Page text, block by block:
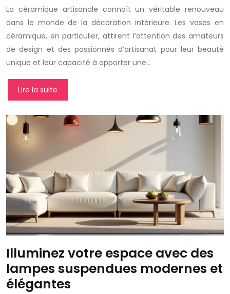
La céramique artisanale connaît un véritable renouveau
dans le monde de la décoration intérieure. Les vases en
céramique, en particulier, attirent l’attention des amateurs
de design et des passionnés d’artisanat pour leur beauté
unique et leur capacité à apporter une…
Lire la suite
Illuminez votre espace avec des
lampes suspendues modernes et
élégantes